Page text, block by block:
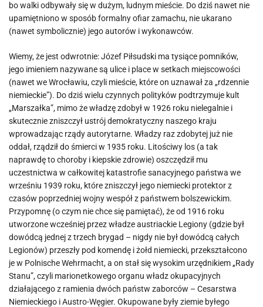
bo walki odbywały się w dużym, ludnym mieście. Do dziś nawet nie
upamiętniono w sposób formalny ofiar zamachu, nie ukarano
(nawet symbolicznie) jego autorów i wykonawców.
Wiemy, że jest odwrotnie: Józef Piłsudski ma tysiące pomników,
jego imieniem nazywane są ulice i place w setkach miejscowości
(nawet we Wrocławiu, czyli mieście, które on uznawał za „rdzennie
niemieckie”). Do dziś wielu czynnych polityków podtrzymuje kult
„Marszałka”, mimo że władzę zdobył w 1926 roku nielegalnie i
skutecznie zniszczył ustrój demokratyczny naszego kraju
wprowadzając rządy autorytarne. Władzy raz zdobytej już nie
oddał, rządził do śmierci w 1935 roku. Litościwy los (a tak
naprawdę to choroby i kiepskie zdrowie) oszczędził mu
uczestnictwa w całkowitej katastrofie sanacyjnego państwa we
wrześniu 1939 roku, które zniszczył jego niemiecki protektor z
czasów poprzedniej wojny wespół z państwem bolszewickim.
Przypomnę (o czym nie chce się pamiętać), że od 1916 roku
utworzone wcześniej przez władze austriackie Legiony (gdzie był
dowódcą jednej z trzech brygad – nigdy nie był dowódcą całych
Legionów) przeszły pod komendę i żołd niemiecki, przekształcono
je w Polnische Wehrmacht, a on stał się wysokim urzędnikiem „Rady
Stanu”, czyli marionetkowego organu władz okupacyjnych
działającego z ramienia dwóch państw zaborców – Cesarstwa
Niemieckiego i Austro-Węgier. Okupowane były ziemie byłego